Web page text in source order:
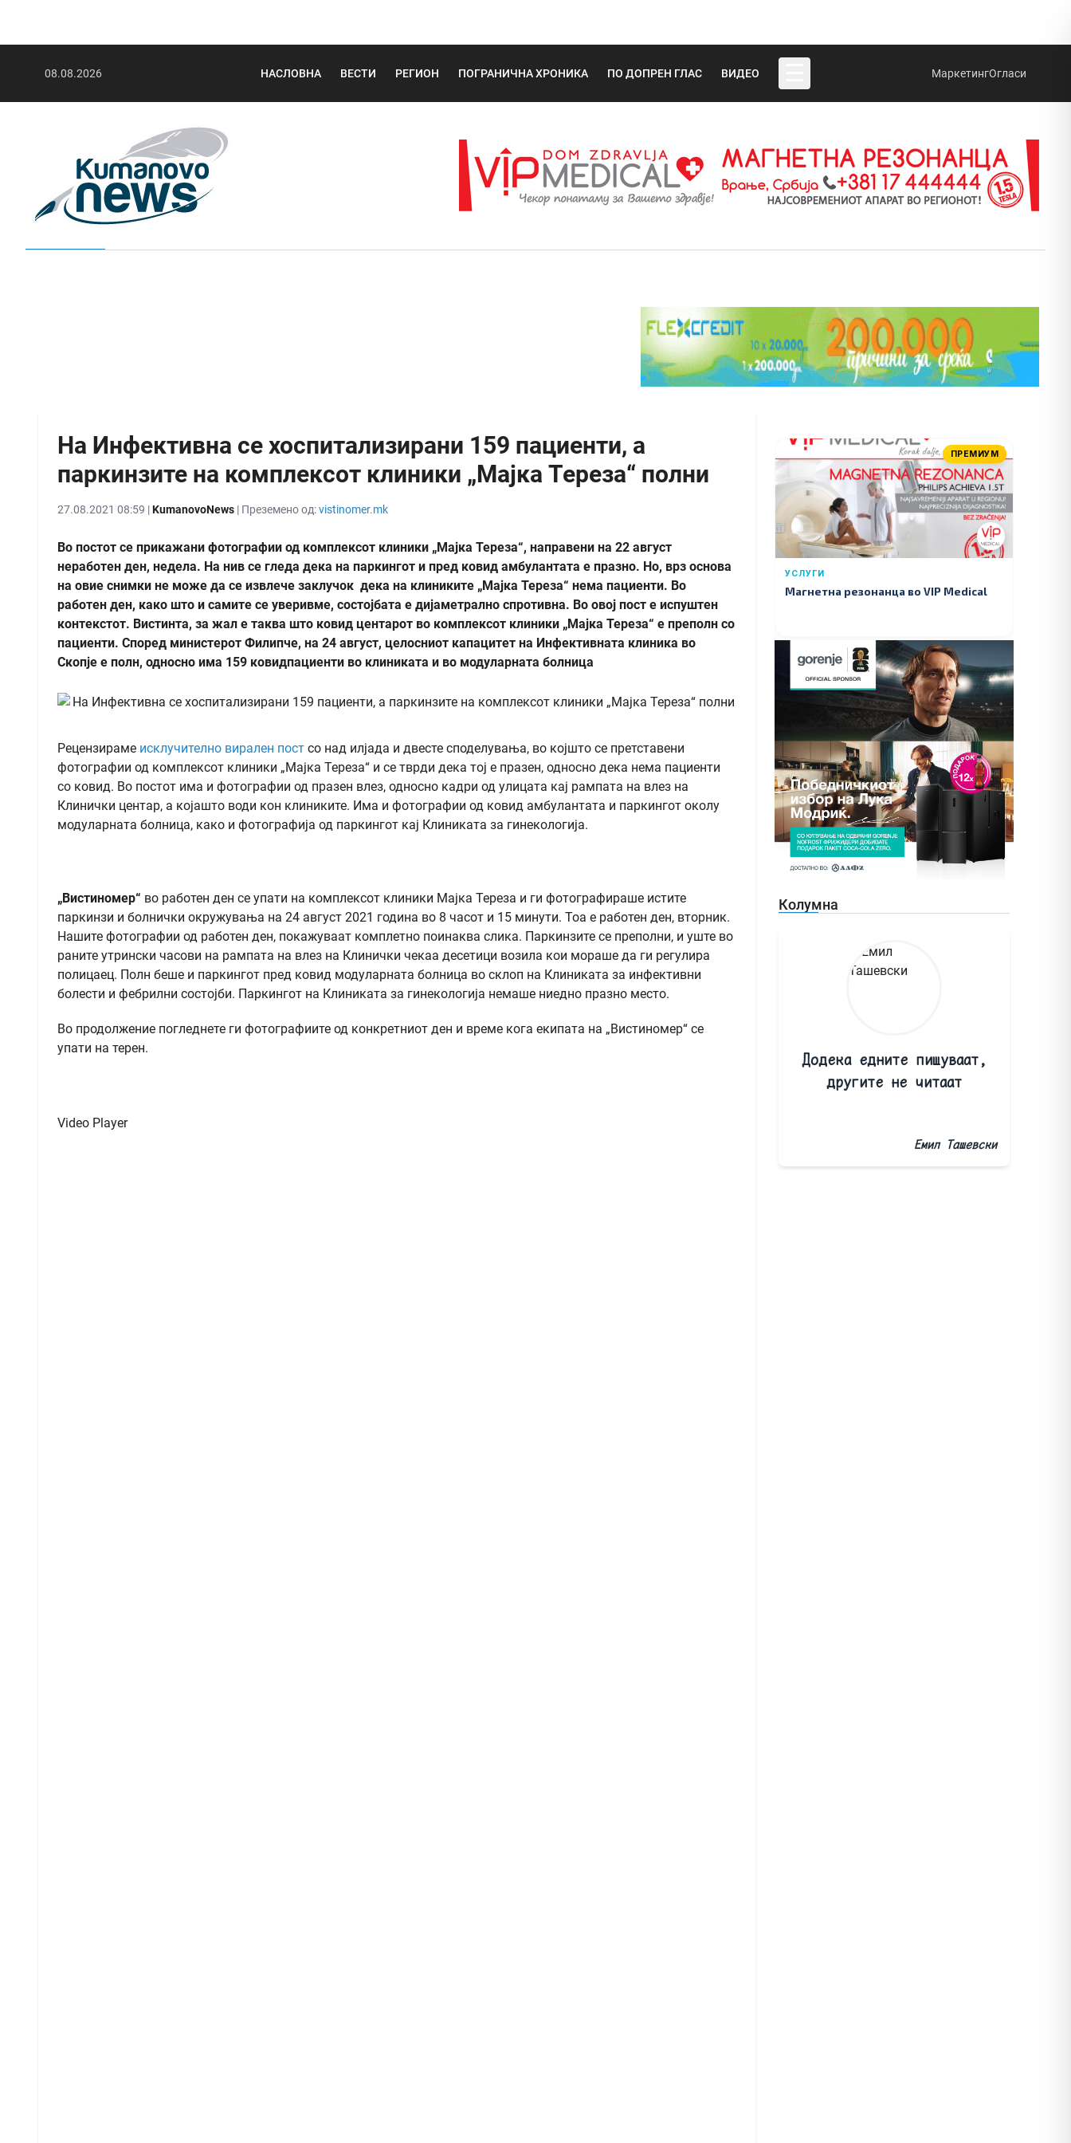
08.08.2026 НАСЛОВНА ВЕСТИ РЕГИОН ПОГРАНИЧНА ХРОНИКА ПО ДОПРЕН ГЛАС ВИДЕО МаркетингОгласи
На Инфективна се хоспитализирани 159 пациенти, а
паркинзите на комплексот клиники „Мајка Тереза“ полни
27.08.2021 08:59 |KumanovoNews | Преземено од:vistinomer.mk
Во постот се прикажани фотографии од комплексот клиники „Мајка Тереза“, направени на 22 август
неработен ден, недела. На нив се гледа дека на паркингот и пред ковид амбулантата е празно. Но, врз основа
на овие снимки не може да се извлече заклучок дека на клиниките „Мајка Тереза“ нема пациенти. Во
работен ден, како што и самите се уверивме, состојбата е дијаметрално спротивна. Во овој пост е испуштен
контекстот. Вистинта, за жал е таква што ковид центарот во комплексот клиники „Мајка Тереза“ е преполн со
пациенти. Според министерот Филипче, на 24 август, целосниот капацитет на Инфективната клиника во
Скопје е полн, односно има 159 ковидпациенти во клиниката и во модуларната болница
Рецензираме исклучително вирален пост со над илјада и двесте споделувања, во којшто се претставени
фотографии од комплексот клиники „Мајка Тереза“ и се тврди дека тој е празен, односно дека нема пациенти
со ковид. Во постот има и фотографии од празен влез, односно кадри од улицата кај рампата на влез на
Клинички центар, а којашто води кон клиниките. Има и фотографии од ковид амбулантата и паркингот околу
модуларната болница, како и фотографија од паркингот кај Клиниката за гинекологија.
„Вистиномер“ во работен ден се упати на комплексот клиники Мајка Тереза и ги фотографираше истите
паркинзи и болнички окружувања на 24 август 2021 година во 8 часот и 15 минути. Тоа е работен ден, вторник.
Нашите фотографии од работен ден, покажуваат комплетно поинаква слика. Паркинзите се преполни, и уште во
раните утрински часови на рампата на влез на Клинички чекаа десетици возила кои мораше да ги регулира
полицаец. Полн беше и паркингот пред ковид модуларната болница во склоп на Клиниката за инфективни
болести и фебрилни состојби. Паркингот на Клиниката за гинекологија немаше ниедно празно место.
Во продолжение погледнете ги фотографиите од конкретниот ден и време кога екипата на „Вистиномер“ се
упати на терен.
Video Player
ПРЕМИУМ
УСЛУГИ
Магнетна резонанца во VIP Medical
Колумна
Додека едните пишуваат,
другите не читаат
Емил Ташевски